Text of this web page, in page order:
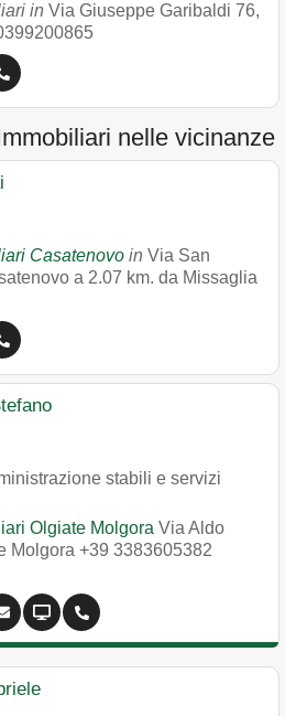
in Via Giuseppe Garibaldi 76,
nelle vicinanze
Casatenovo in Via San
a 2.07 km. da Missaglia
stabili e servizi
Olgiate Molgora Via Aldo
Molgora +39 3383605382